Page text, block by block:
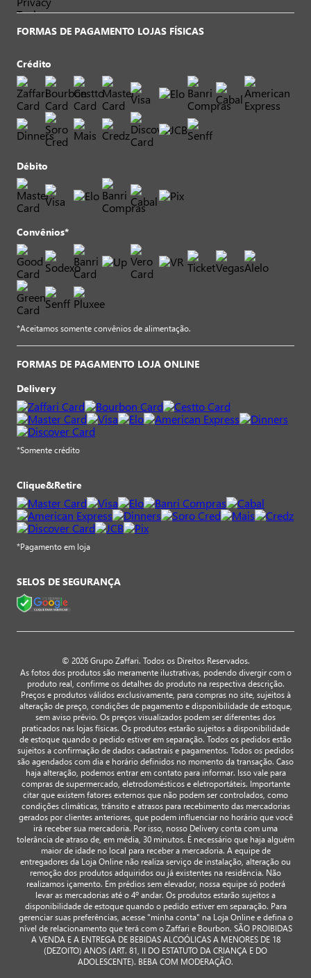
FORMAS DE PAGAMENTO LOJAS FÍSICAS
Crédito
Débito
Convênios*
*Aceitamos somente convênios de alimentação.
FORMAS DE PAGAMENTO LOJA ONLINE
Delivery
*Somente crédito
Clique&Retire
*Pagamento em loja
SELOS DE SEGURANÇA
© 2026 Grupo Zaffari. Todos os Direitos Reservados.
As fotos dos produtos são meramente ilustrativas, podendo divergir com o
produto real, confirme os detalhes do produto na respectiva descrição.
Preços e produtos válidos exclusivamente, para compras no site, sujeitos à
alteração de preço, condições de pagamento e disponibilidade de estoque,
sem aviso prévio. Os preços visualizados podem ser diferentes dos
praticados nas lojas físicas. Os produtos estarão sujeitos a disponibilidade
de estoque quando o pedido estiver em separação. Todos os pedidos estão
sujeitos a confirmação de dados cadastrais e pagamentos. Todos os pedidos
são agendados com dia e horário definidos no momento da transação. Caso
haja alteração, podemos entrar em contato para informar. Isso vale para
compras de supermercado, eletrodomésticos e eletroportáteis. Importante
citar que existem fatores externos que não podem ser controlados, como
condições climáticas, trânsito e atrasos para recebimento das mercadorias
gerados por clientes anteriores, que podem influenciar no horário que você
irá receber sua mercadoria. Por isso, nosso Delivery conta com uma
tolerância de atraso de, em média, 30 minutos. É necessário que haja alguém
maior de idade no local para receber a mercadoria. A equipe de
entregadores da Loja Online não realiza serviço de instalação, alteração ou
remoção dos produtos adquiridos ou já existentes na residência. Não
realizamos içamento. Em prédios sem elevador, nossa equipe só poderá
levar as mercadorias até o 4º andar. Os produtos estarão sujeitos a
disponibilidade de estoque quando o pedido estiver em separação. Para
gerenciar suas preferências, acesse "minha conta" na Loja Online e defina o
nível de relacionamento que terá com o Zaffari e Bourbon. SÃO PROIBIDAS
A VENDA E A ENTREGA DE BEBIDAS ALCOÓLICAS A MENORES DE 18
(DEZOITO) ANOS (ART. 81, II DO ESTATUTO DA CRIANÇA E DO
ADOLESCENTE). BEBA COM MODERAÇÃO.